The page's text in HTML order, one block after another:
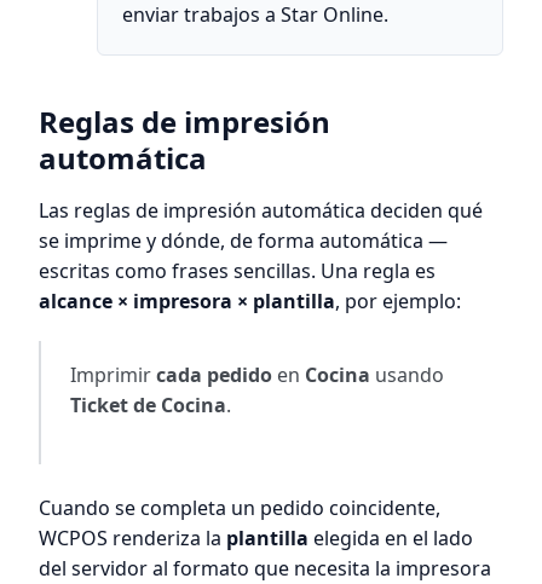
enviar trabajos a Star Online.
Reglas de impresión
automática
Las reglas de impresión automática deciden qué
se imprime y dónde, de forma automática —
escritas como frases sencillas. Una regla es
alcance × impresora × plantilla, por ejemplo:
Imprimircada pedido en Cocina usando
Ticket de Cocina.
Cuando se completa un pedido coincidente,
WCPOS renderiza la plantilla elegida en el lado
del servidor al formato que necesita la impresora